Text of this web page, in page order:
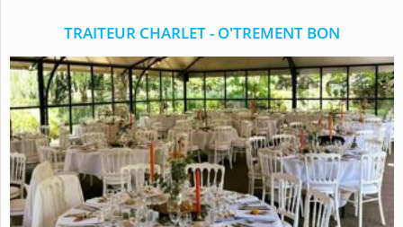
TRAITEUR CHARLET - O'TREMENT BON